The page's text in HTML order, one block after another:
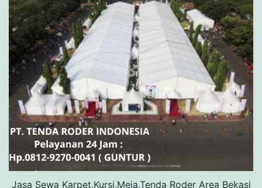
Jasa Sewa Karpet,Kursi,Meja,Tenda Roder Area Bekasi